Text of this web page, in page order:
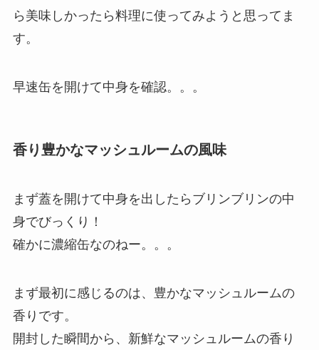
ら美味しかったら料理に使ってみようと思ってま
す。
早速缶を開けて中身を確認。。。
香り豊かなマッシュルームの風味
まず蓋を開けて中身を出したらブリンブリンの中
身でびっくり！
確かに濃縮缶なのねー。。。
まず最初に感じるのは、豊かなマッシュルームの
香りです。
開封した瞬間から、新鮮なマッシュルームの香り